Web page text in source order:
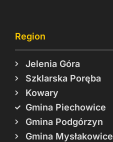
Region
Jelenia Góra
Szklarska Poręba
Kowary
Gmina Piechowice
Gmina Podgórzyn
Gmina Mysłakowice